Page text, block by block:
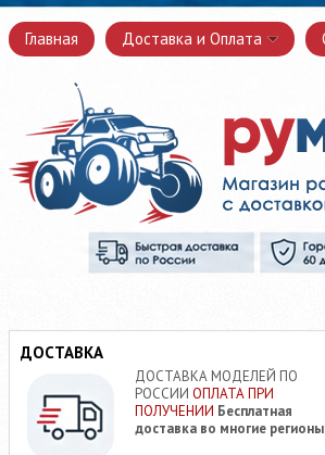
Главная Доставка и Оплата
ДОСТАВКА
ДОСТАВКА МОДЕЛЕЙ ПО
РОССИИ ОПЛАТА ПРИ
ПОЛУЧЕНИИ Бесплатная
доставка во многие